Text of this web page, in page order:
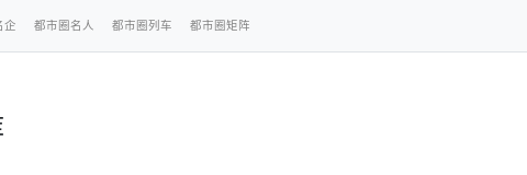
企 都市圈名人 都市圈列车 都市圈矩阵